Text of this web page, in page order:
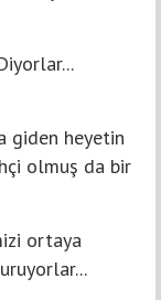
giden heyetin
olmuş da bir
ortaya